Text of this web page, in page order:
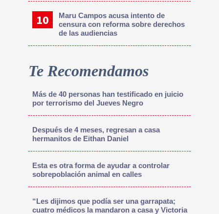
Maru Campos acusa intento de
censura con reforma sobre derechos
de las audiencias
Te Recomendamos
Más de 40 personas han testificado en juicio
por terrorismo del Jueves Negro
Después de 4 meses, regresan a casa
hermanitos de Eithan Daniel
Esta es otra forma de ayudar a controlar
sobrepoblación animal en calles
“Les dijimos que podía ser una garrapata;
cuatro médicos la mandaron a casa y Victoria